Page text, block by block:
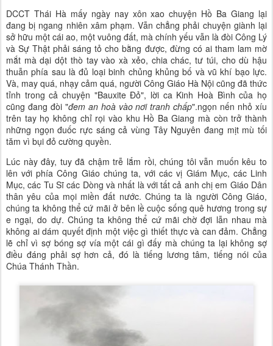
DCCT Thái Hà mấy ngày nay xôn xao chuyện Hồ Ba Giang lại
đang bị ngang nhiên xâm phạm. Vẫn chẳng phải chuyện giành lại
sở hữu một cái ao, một vuông đất, mà chính yếu vẫn là đòi Công Lý
và Sự Thật phải sáng tỏ cho bằng được, đừng có ai tham lam mờ
mắt mà dại dột thò tay vào xà xẻo, chia chác, tư túi, cho dù hậu
thuẫn phía sau là đủ loại binh chủng khủng bố và vũ khí bạo lực.
Và, may quá, nhạy cảm quá, người Công Giáo Hà Nội cũng đã thức
tỉnh trong cả chuyện "Bauxite Đỏ", lời ca Kinh Hoà Bình của họ
cũng đang đòi "đem an hoà vào nơi tranh chấp".ngọn nến nhỏ xíu
trên tay họ không chỉ rọi vào khu Hồ Ba Giang mà còn trở thành
những ngọn đuốc rực sáng cả vùng Tây Nguyên đang mịt mù tối
tăm vì bụi đỏ cường quyền.
Lúc này đây, tuy đã chậm trễ lắm rồi, chúng tôi vẫn muốn kêu to
lên với phía Công Giáo chúng ta, với các vị Giám Mục, các Linh
Mục, các Tu Sĩ các Dòng và nhất là với tất cả anh chị em Giáo Dân
thân yêu của mọi miền đất nước. Chúng ta là người Công Giáo,
chúng ta không thể cứ mãi ở bên lề cuộc sống quê hương trong sự
e ngại, do dự. Chúng ta không thể cứ mãi chờ đợi lẫn nhau mà
không ai dám quyết định một việc gì thiết thực và can đảm. Chẳng
lẽ chỉ vì sợ bóng sợ vía một cái gì đấy mà chúng ta lại không sợ
điều đáng phải sợ hơn cả, đó là tiếng lương tâm, tiếng nói của
Chúa Thánh Thần.